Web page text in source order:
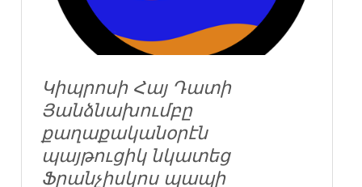
Կիպրոսի Հայ Դատի
Յանձնախումբը
քաղաքականօրէն
պայթուցիկ նկատեց
Ֆրանչիսկոս պապի